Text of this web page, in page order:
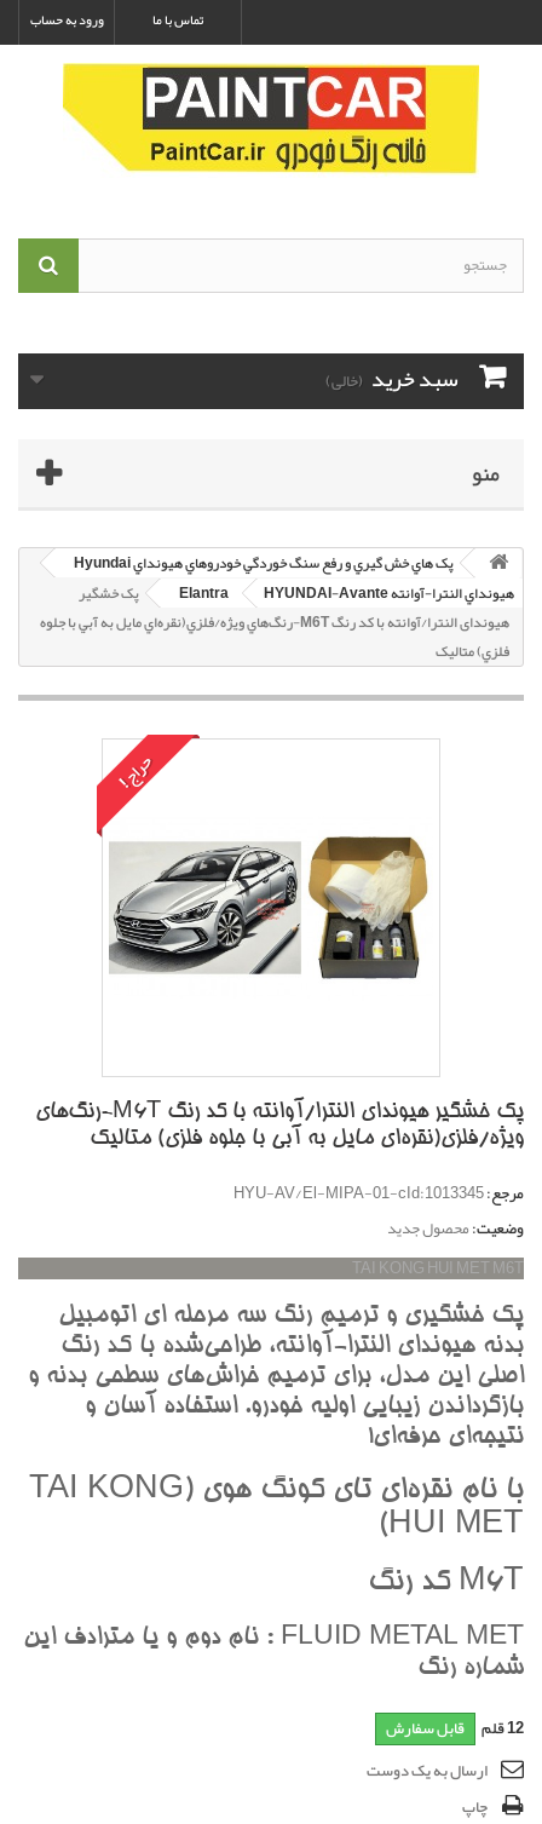
ورود به حساب تماس با ما
سبد خرید (خالی)
منو
پک هاي خش گيري و رفع سنگ خوردگي خودروهاي هيونداي Hyundai
هيونداي النترا-آوانته HYUNDAI-Avante
Elantra
پک خشگير
هیوندای النترا/آوانته با کد رنگ M6T-رنگ‌هاي ويژه/فلزي(نقره‌اي مايل به آبي با جلوه
فلزي) متاليک
حراج!
پک خشگير هیوندای النترا/آوانته با کد رنگ M6T-رنگ‌هاي
ويژه/فلزي(نقره‌اي مايل به آبي با جلوه فلزي) متاليک
مرجع:HYU-AV/El-MIPA-01-cId:1013345
وضعیت:محصول جدید
TAI KONG HUI MET M6T
پک خشگيري و ترميم رنگ سه مرحله اي اتومبيل
بدنه هيونداي النترا-آوانته، طراحي‌شده با کد رنگ
اصلي اين مدل، براي ترميم خراش‌هاي سطحي بدنه و
بازگرداندن زيبايي اوليه خودرو. استفاده آسان و
نتيجه‌اي حرفه‌اي!
با نام نقره‌اي تاي کونگ هوي (TAI KONG
HUI MET)
M6T کد رنگ
FLUID METAL MET : نام دوم و يا مترادف اين
شماره رنگ
12قلم قابل سفارش
ارسال به یک دوست
چاپ